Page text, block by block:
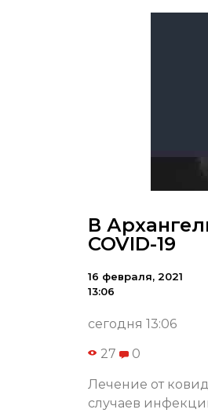
В
COVID-19
16 февраля, 2021
13:06
сегодня 13:06
27 0
Лечение от
случаев